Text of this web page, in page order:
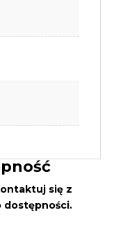
się z
dostępności.